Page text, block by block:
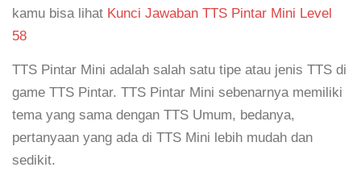
kamu bisa lihat Kunci Jawaban TTS Pintar Mini Level
58
TTS Pintar Mini adalah salah satu tipe atau jenis TTS di
game TTS Pintar. TTS Pintar Mini sebenarnya memiliki
tema yang sama dengan TTS Umum, bedanya,
pertanyaan yang ada di TTS Mini lebih mudah dan
sedikit.